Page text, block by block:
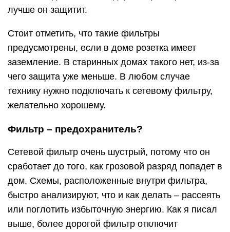
лучше он защитит.
Стоит отметить, что такие фильтры
предусмотрены, если в доме розетка имеет
заземление. В старинных домах такого нет, из-за
чего защита уже меньше. В любом случае
технику нужно подключать к сетевому фильтру,
желательно хорошему.
Фильтр – предохранитель?
Сетевой фильтр очень шустрый, потому что он
сработает до того, как грозовой разряд попадет в
дом. Схемы, расположенные внутри фильтра,
быстро анализируют, что и как делать – рассеять
или поглотить избыточную энергию. Как я писал
выше, более дорогой фильтр отключит